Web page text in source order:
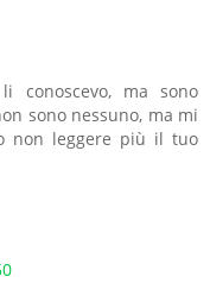
conoscevo, ma sono
sono nessuno, ma mi
non leggere più il tuo